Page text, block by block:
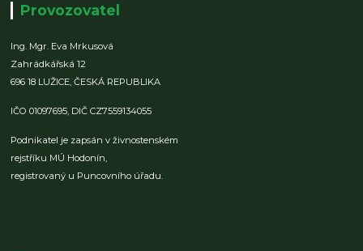
Provozovatel
Ing. Mgr. Eva Mrkusová
Zahrádkářská 12
696 18 LUŽICE,ČESKÁ REPUBLIKA
IČO 01097695, DIČ CZ7559134055
Podnikatel je zapsán v živnostenském
rejstříku MÚ Hodonín,
registrovaný u Puncovního úřadu.